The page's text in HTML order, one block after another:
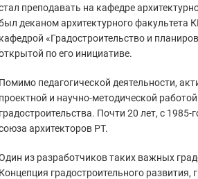
преподавать на кафедре
деканом архитектурного факультета
кафедрой «Градостроительство и
по его инициативе.
Помимо педагогической деятельности,
проектной и научно-методической
градостроительства. Почти 20 лет, с
архитекторов РТ.
из разработчиков таких важных
Концепция градостроительного развития,